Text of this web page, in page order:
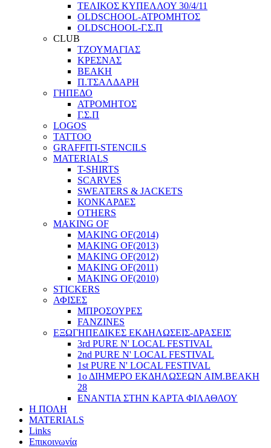
ΤΕΛΙΚΟΣ ΚΥΠΕΛΛΟΥ 30/4/11
OLDSCHOOL-ΑΤΡΟΜΗΤΟΣ
OLDSCHOOL-Γ.Σ.Π
CLUB
ΤΖΟΥΜΑΓΙΑΣ
ΚΡΕΣΝΑΣ
ΒΕΑΚΗ
Π.ΤΣΑΛΔΑΡΗ
ΓΗΠΕΔΟ
ΑΤΡΟΜΗΤΟΣ
Γ.Σ.Π
LOGOS
TATTOO
GRAFFITI-STENCILS
MATERIALS
T-SHIRTS
SCARVES
SWEATERS & JACKETS
ΚΟΝΚΑΡΔΕΣ
OTHERS
MAKING OF
MAKING OF(2014)
MAKING OF(2013)
MAKING OF(2012)
MAKING OF(2011)
MAKING OF(2010)
STICKERS
ΑΦΙΣΕΣ
ΜΠΡΟΣΟΥΡΕΣ
FANZINES
ΕΞΩΓΗΠΕΔΙΚΕΣ EΚΔΗΛΩΣΕΙΣ-ΔΡΑΣΕΙΣ
3rd PURE N' LOCAL FESTIVAL
2nd PURE N' LOCAL FESTIVAL
1st PURE N' LOCAL FESTIVAL
1ο ΔΙΗΜΕΡΟ ΕΚΔΗΛΩΣΕΩΝ ΑΙΜ.ΒΕΑΚΗ
28
ΕΝΑΝΤΙΑ ΣΤΗΝ ΚΑΡΤΑ ΦΙΛΑΘΛΟΥ
Η ΠΟΛΗ
MATERIALS
Links
Επικοινωνία